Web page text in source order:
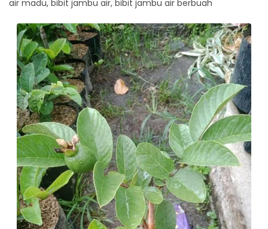
air madu, bibit jambu air, bibit jambu air berbuah